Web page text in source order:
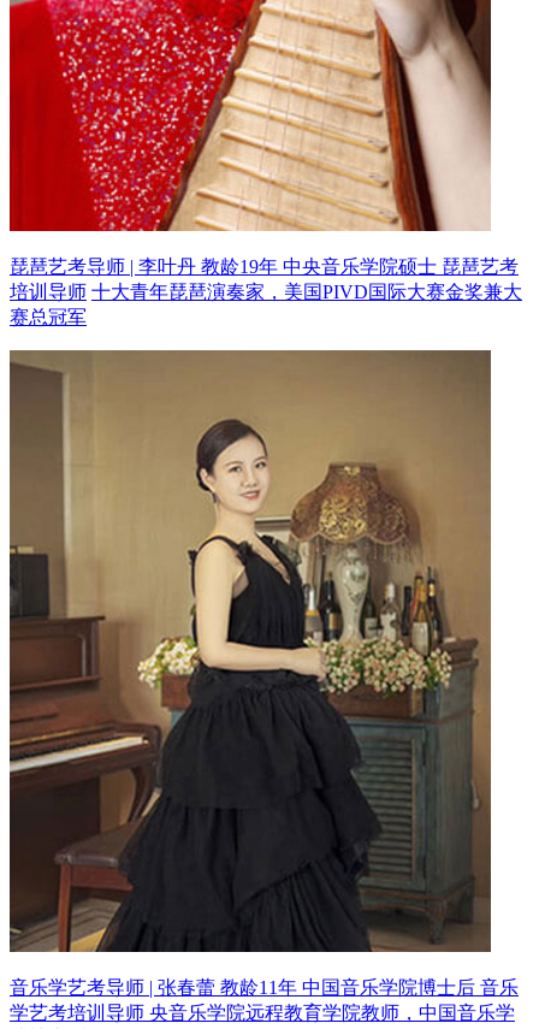
琵琶艺考导师 | 李叶丹 教龄19年 中央音乐学院硕士 琵琶艺考
培训导师 十大青年琵琶演奏家，美国PIVD国际大赛金奖兼大
赛总冠军
音乐学艺考导师 | 张春蕾 教龄11年 中国音乐学院博士后 音乐
学艺考培训导师 央音乐学院远程教育学院教师，中国音乐学